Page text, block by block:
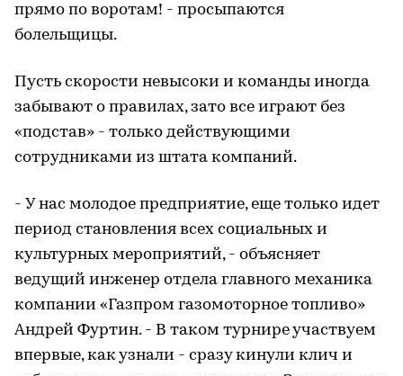
прямо по воротам! - просыпаются
болельщицы.
Пусть скорости невысоки и команды иногда
забывают о правилах, зато все играют без
«подстав» - только действующими
сотрудниками из штата компаний.
- У нас молодое предприятие, еще только идет
период становления всех социальных и
культурных мероприятий, - объясняет
ведущий инженер отдела главного механика
компании «Газпром газомоторное топливо»
Андрей Фуртин. - В таком турнире участвуем
впервые, как узнали - сразу кинули клич и